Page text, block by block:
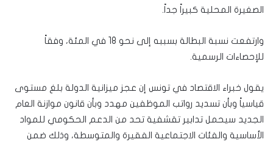
الصغيرة المحلية كبيراً جداً.
وارتفعت نسبة البطالة بسببه إلى نحو 18 في المئة، وفقاً
للإحصاءات الرسمية.
يقول خبراء الاقتصاد في تونس إن عجز ميزانية الدولة بلغ مستوى
قياسياً وبأن تسديد رواتب الموظفين مهدد وبأن قانون موازنة العام
الجديد سيحمل تدابير تقشفية تحد من الدعم الحكومي للمواد
الأساسية والفئات الاجتماعية الفقيرة والمتوسطة، وذلك ضمن